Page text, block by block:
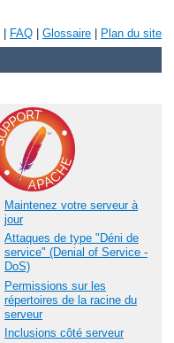
FAQ Glossaire Plan du site
Maintenez votre serveur à
jour
Attaques de type "Déni de
service" (Denial of Service -
DoS)
Permissions sur les
répertoires de la racine du
serveur
Inclusions côté serveur